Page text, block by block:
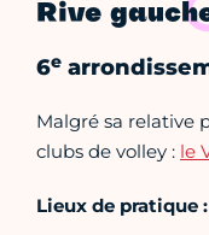
Rive
6e
Malgré sa relative
clubs de volley : le
Lieux de pratique :